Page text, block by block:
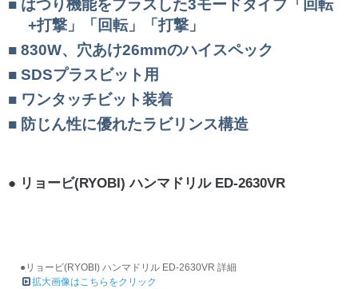
はつり機能をプラスした3モードタイプ「回転
+打撃」「回転」「打撃」
830W、穴あけ26mmのハイスペック
SDSプラスビット用
ワンタッチビット装着
防じん性に優れたラビリンス構造
リョービ(RYOBI) ハンマドリル ED-2630VR
●リョービ(RYOBI) ハンマドリル ED-2630VR 詳細
拡大画像はこちらをクリック